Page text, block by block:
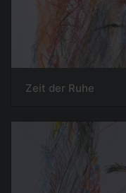
Zeit der Ruhe